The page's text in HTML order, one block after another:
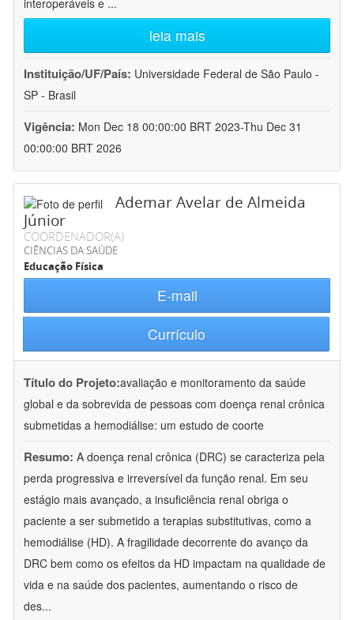
interoperáveis e ...
leia mais
Instituição/UF/País: Universidade Federal de São Paulo -
SP - Brasil
Vigência: Mon Dec 18 00:00:00 BRT 2023-Thu Dec 31
00:00:00 BRT 2026
Ademar Avelar de Almeida
Júnior
COORDENADOR(A)
CIÊNCIAS DA SAÚDE
Educação Física
E-mail
Currículo
Título do Projeto:avaliação e monitoramento da saúde
global e da sobrevida de pessoas com doença renal crônica
submetidas a hemodiálise: um estudo de coorte
Resumo: A doença renal crônica (DRC) se caracteriza pela
perda progressiva e irreversível da função renal. Em seu
estágio mais avançado, a insuficiência renal obriga o
paciente a ser submetido a terapias substitutivas, como a
hemodiálise (HD). A fragilidade decorrente do avanço da
DRC bem como os efeitos da HD impactam na qualidade de
vida e na saúde dos pacientes, aumentando o risco de
des...